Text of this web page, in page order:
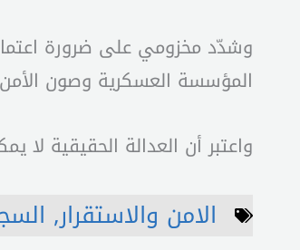
وشدّد مخزومي على ضرورة
المؤسسة العسكرية وصون الأمن
واعتبر أن العدالة الحقيقية
الامن والاستقرار,